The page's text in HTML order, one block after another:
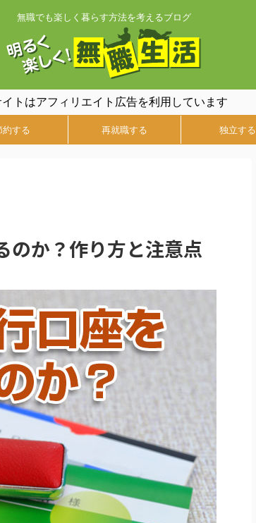
無職でも楽しく暮らす方法を考えるブログ
イトはアフィリエイト広告を利用しています
約する 再就職する 独立する
のか？作り方と注意点